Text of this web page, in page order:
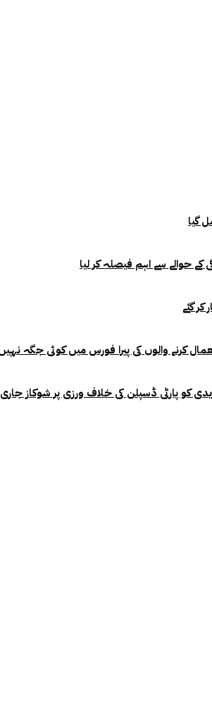
گیا
گئے
کو پارٹی ڈسپلن کی خلاف ورزی پر شوکاز جاری